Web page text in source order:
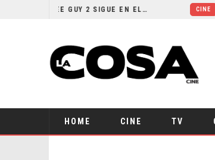
¿POR QUÉ FREE GUY 2 SIGUE EN EL LIMBO?
HOME CINE TV